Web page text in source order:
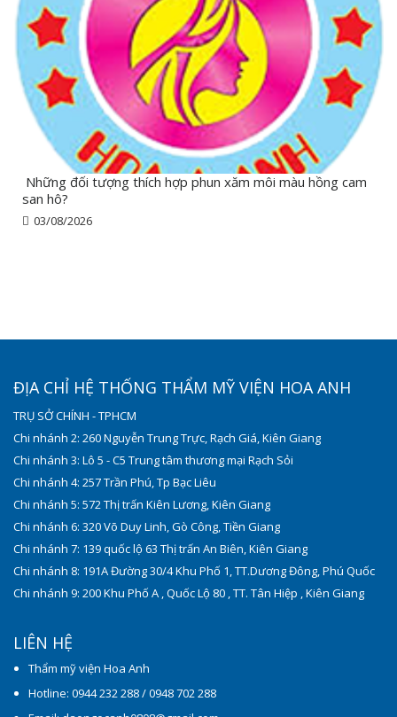
Những đối tượng thích hợp phun xăm môi màu hồng cam
san hô?
03/08/2026
ĐỊA CHỈ HỆ THỐNG THẨM MỸ VIỆN HOA ANH
TRỤ SỞ CHÍNH - TPHCM
Chi nhánh 2: 260 Nguyễn Trung Trực, Rạch Giá, Kiên Giang
Chi nhánh 3: Lô 5 - C5 Trung tâm thương mại Rạch Sỏi
Chi nhánh 4: 257 Trần Phú, Tp Bạc Liêu
Chi nhánh 5: 572 Thị trấn Kiên Lương, Kiên Giang
Chi nhánh 6: 320 Võ Duy Linh, Gò Công, Tiền Giang
Chi nhánh 7: 139 quốc lộ 63 Thị trấn An Biên, Kiên Giang
Chi nhánh 8: 191A Đường 30/4 Khu Phố 1, TT.Dương Đông, Phú Quốc
Chi nhánh 9: 200 Khu Phố A , Quốc Lộ 80 , TT. Tân Hiệp , Kiên Giang
LIÊN HỆ
Thẩm mỹ viện Hoa Anh
Hotline: 0944 232 288 / 0948 702 288